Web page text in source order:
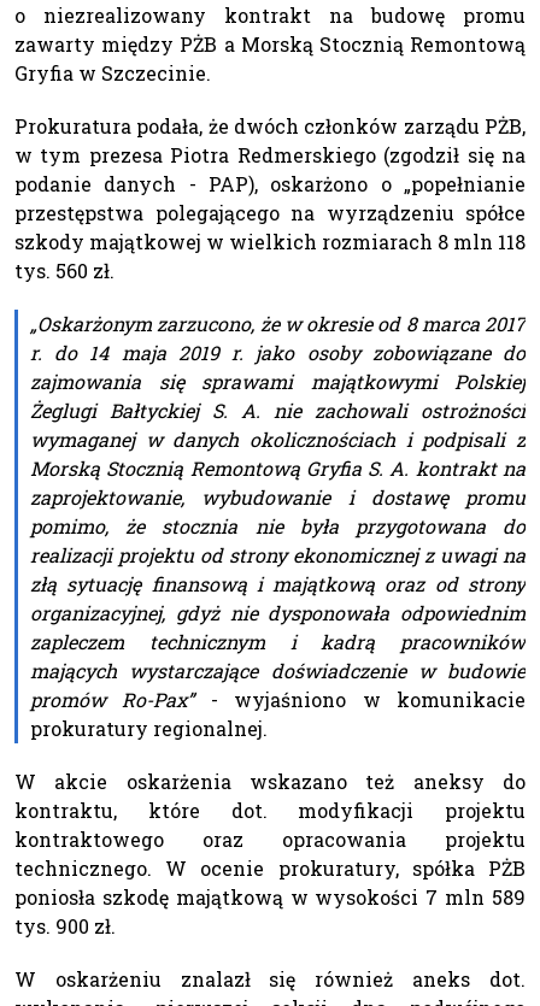
o niezrealizowany kontrakt na budowę promu
zawarty między PŻB a Morską Stocznią Remontową
Gryfia w Szczecinie.
Prokuratura podała, że dwóch członków zarządu PŻB,
w tym prezesa Piotra Redmerskiego (zgodził się na
podanie danych - PAP), oskarżono o „popełnianie
przestępstwa polegającego na wyrządzeniu spółce
szkody majątkowej w wielkich rozmiarach 8 mln 118
tys. 560 zł.
„Oskarżonym zarzucono, że w okresie od 8 marca 2017
r. do 14 maja 2019 r. jako osoby zobowiązane do
zajmowania się sprawami majątkowymi Polskiej
Żeglugi Bałtyckiej S. A. nie zachowali ostrożności
wymaganej w danych okolicznościach i podpisali z
Morską Stocznią Remontową Gryfia S. A. kontrakt na
zaprojektowanie, wybudowanie i dostawę promu
pomimo, że stocznia nie była przygotowana do
realizacji projektu od strony ekonomicznej z uwagi na
złą sytuację finansową i majątkową oraz od strony
organizacyjnej, gdyż nie dysponowała odpowiednim
zapleczem technicznym i kadrą pracowników
mających wystarczające doświadczenie w budowie
promów Ro-Pax”- wyjaśniono w komunikacie
prokuratury regionalnej.
W akcie oskarżenia wskazano też aneksy do
kontraktu, które dot. modyfikacji projektu
kontraktowego oraz opracowania projektu
technicznego. W ocenie prokuratury, spółka PŻB
poniosła szkodę majątkową w wysokości 7 mln 589
tys. 900 zł.
W oskarżeniu znalazł się również aneks dot.